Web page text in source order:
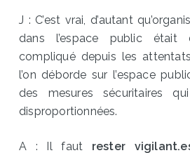
J : C’est vrai, d’autant
dans l’espace public était
compliqué depuis les
l’on déborde sur l’espace
des mesures sécuritaires
disproportionnées.
A : Il faut rester